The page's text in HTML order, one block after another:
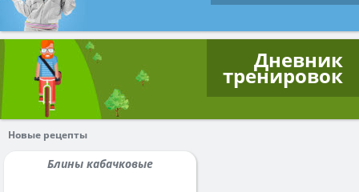
Дневник
тренировок
Новые рецепты
Блины кабачковые